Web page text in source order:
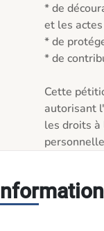
* de
et les
* de
* de
Cette
autorisant
les droits à